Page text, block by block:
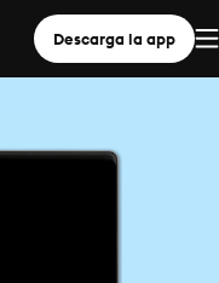
Descarga la app